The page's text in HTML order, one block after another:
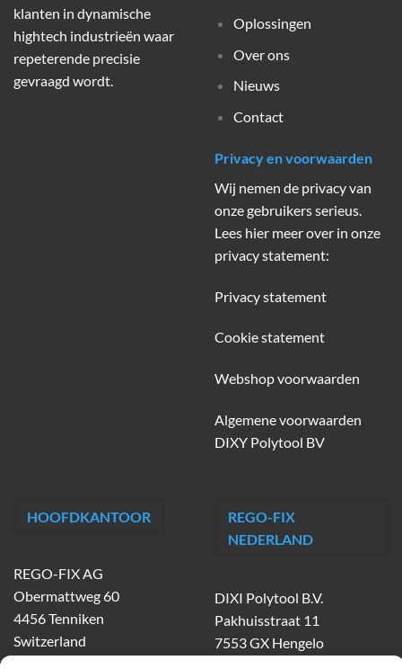
klanten in dynamische
hightech industrieën waar
repeterende precisie
gevraagd wordt.
Oplossingen
Over ons
Nieuws
Contact
Privacy en voorwaarden
Wij nemen de privacy van
onze gebruikers serieus.
Lees hier meer over in onze
privacy statement:
Privacy statement
Cookie statement
Webshop voorwaarden
Algemene voorwaarden
DIXY Polytool BV
HOOFDKANTOOR
REGO-FIX AG
Obermattweg 60
4456 Tenniken
Switzerland
REGO-FIX
NEDERLAND
DIXI Polytool B.V.
Pakhuisstraat 11
7553 GX Hengelo